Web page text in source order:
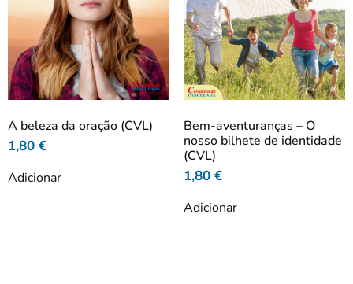
A beleza da oração (CVL)
1,80 €
Adicionar
Bem-aventuranças – O
nosso bilhete de identidade
(CVL)
1,80 €
Adicionar